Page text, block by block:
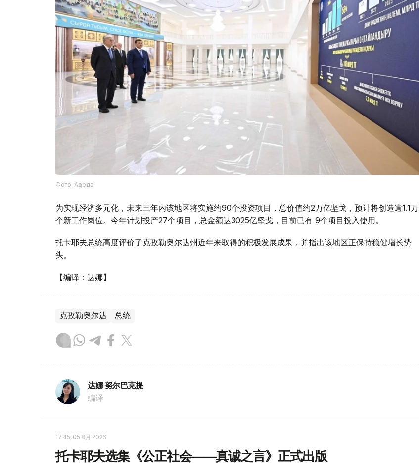
Фото: Ақорда
为实现经济多元化，未来三年内该地区将实施约90个投资项目，总价值约2万亿坚戈，预计将创造逾1.1万
个新工作岗位。今年计划投产27个项目，总金额达3025亿坚戈，目前已有 9个项目投入使用。
托卡耶夫总统高度评价了克孜勒奥尔达州近年来取得的积极发展成果，并指出该地区正保持稳健增长势
头。
【编译：达娜】
克孜勒奥尔达 总统
达娜 努尔巴克提
编译
17:45, 05 8月 2026
托卡耶夫选集《公正社会——真诚之言》正式出版